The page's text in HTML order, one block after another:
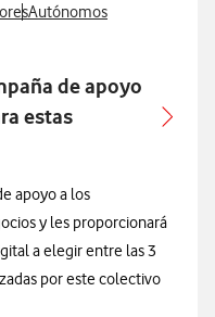
con
de prensa relacionados con
Ver más notas de prensa
Autónomos
con
de prensa relacionados con
de apoyo
estas
apoyo a los
y les proporcionará
a elegir entre las 3
por este colectivo